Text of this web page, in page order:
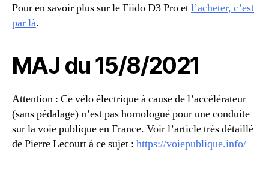
Pour en savoir plus sur le Fiido D3 Pro etl’acheter, c’est
par là.
MAJ du 15/8/2021
Attention : Ce vélo électrique à cause de l’accélérateur
(sans pédalage) n’est pas homologué pour une conduite
sur la voie publique en France. Voir l’article très détaillé
de Pierre Lecourt à ce sujet : https://voiepublique.info/